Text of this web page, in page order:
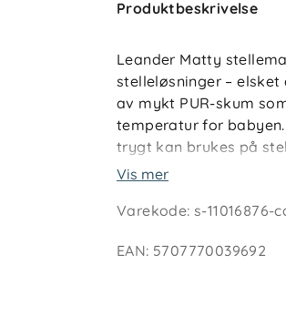
Produktbeskrivelse
Leander Matty
stelleløsninger –
av mykt PUR-skum
temperatur for
trygt kan brukes på
desinfiserende sprit,
kan brukes uten trekk
Vis mer
Varekode:s-11016876-
EAN: 5707770039692